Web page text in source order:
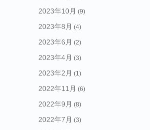
2023年10月 (9)
2023年8月 (4)
2023年6月 (2)
2023年4月 (3)
2023年2月 (1)
2022年11月 (6)
2022年9月 (8)
2022年7月 (3)